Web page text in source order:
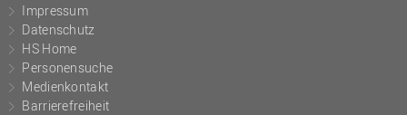
Studierendensekretariat
Studium und Lehre
Transfer- und
Innovationsmanagement
Impressum
Datenschutz
HS Home
Personensuche
Medienkontakt
Barrierefreiheit